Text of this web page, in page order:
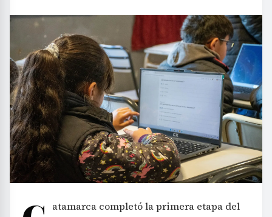
atamarca completó la primera etapa del